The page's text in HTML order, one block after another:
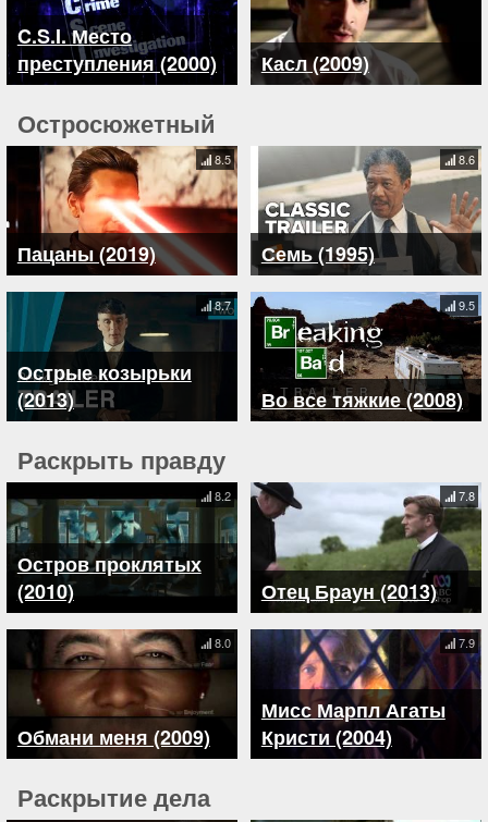
C.S.I. Место
преступления (2000)
Касл (2009)
Остросюжетный
Пацаны (2019)
8.5
Семь (1995)
8.6
Острые козырьки
(2013)
8.7
Во все тяжкие (2008)
9.5
Раскрыть правду
Остров проклятых
(2010)
8.2
Отец Браун (2013)
7.8
Обмани меня (2009)
8.0
Мисс Марпл Агаты
Кристи (2004)
7.9
Раскрытие дела